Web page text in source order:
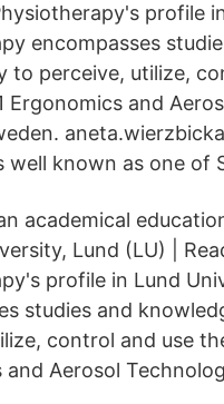
profile
encompasses
to perceive, utilize,
Ergonomics and
well known as one of
academical
Lund (LU) |
profile in Lund
studies and
control and use
Aerosol